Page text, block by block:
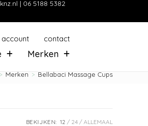
| 06 5188 5382
account contact
Merken
> Merken > Bellabaci Massage Cups
BEKIJKEN: 12 24 ALLEMAAL